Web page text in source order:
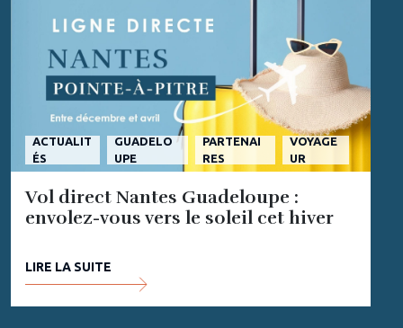
ACTUALIT
ÉS
GUADELO
UPE
PARTENAI
RES
VOYAGE
UR
Vol direct Nantes Guadeloupe :
envolez-vous vers le soleil cet hiver
LIRE LA SUITE